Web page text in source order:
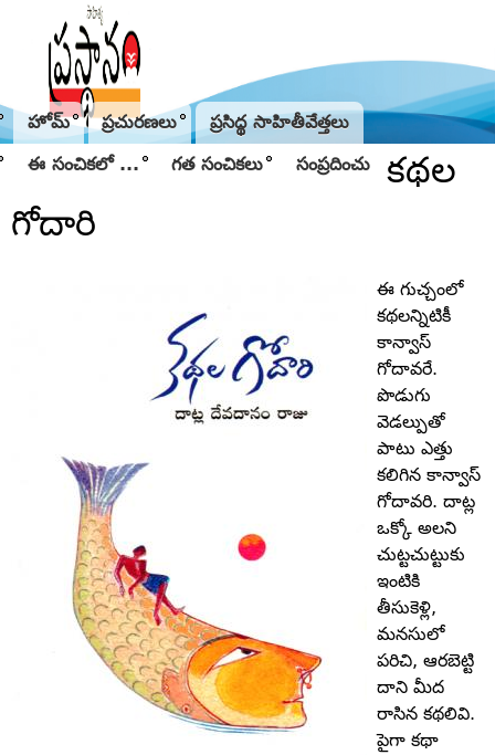
హోమ్ ప్రచురణలు ప్రసిద్థ సాహితీవేత్తలు
ఈ సంచికలో ... గత సంచికలు సంప్రదించు
కథల
గోదారి
ఈ గుచ్చంలో
కథలన్నిటికీ
కాన్వాస్‌
గోదావరే.
పొడుగు
వెడల్పుతో
పాటు ఎత్తు
కలిగిన కాన్వాస్‌
గోదావరి. దాట్ల
ఒక్కో అలని
చుట్టచుట్టుకు
ఇంటికి
తీసుకెళ్లి,
మనసులో
పరిచి, ఆరబెట్టి
దాని మీద
రాసిన కథలివి.
పైగా కథా